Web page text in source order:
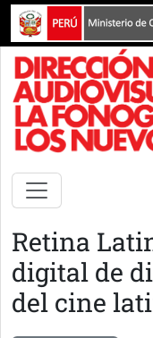
Pasar al contenido
Retina
digital de
del cine